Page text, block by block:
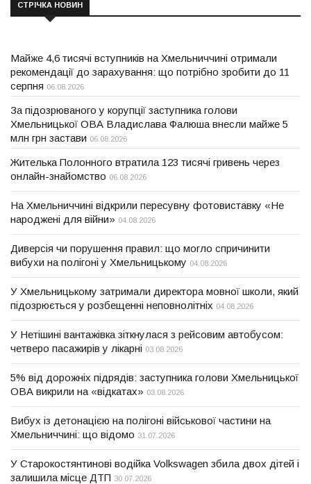
СТРІЧКА НОВИН
Майже 4,6 тисячі вступників на Хмельниччині отримали
рекомендації до зарахування: що потрібно зробити до 11
серпня 06.08.2026
За підозрюваного у корупції заступника голови
Хмельницької ОВА Владислава Фалюша внесли майже 5
млн грн застави 06.08.2026
Жителька Полонного втратила 123 тисячі гривень через
онлайн-знайомство 06.08.2026
На Хмельниччині відкрили пересувну фотовиставку «Не
народжені для війни» 04.08.2026
Диверсія чи порушення правил: що могло спричинити
вибухи на полігоні у Хмельницькому 04.08.2026
У Хмельницькому затримали директора мовної школи, який
підозрюється у розбещенні неповнолітніх 04.08.2026
У Нетішині вантажівка зіткнулася з рейсовим автобусом:
четверо пасажирів у лікарні 03.08.2026
5% від дорожніх підрядів: заступника голови Хмельницької
ОВА викрили на «відкатах» 03.08.2026
Вибух із детонацією на полігоні військової частини на
Хмельниччині: що відомо 31.07.2026
У Старокостянтинові водійка Volkswagen збила двох дітей і
залишила місце ДТП 30.07.2026